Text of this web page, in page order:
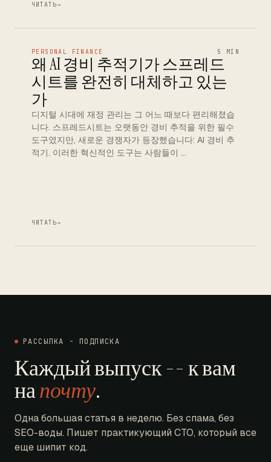
ЧИТАТЬ→
PERSONAL FINANCE 5 MIN
왜 AI 경비 추적기가 스프레드
시트를 완전히 대체하고 있는
가
디지털 시대에 재정 관리는 그 어느 때보다 편리해졌습
니다. 스프레드시트는 오랫동안 경비 추적을 위한 필수
도구였지만, 새로운 경쟁자가 등장했습니다: AI 경비 추
적기. 이러한 혁신적인 도구는 사람들이 …
ЧИТАТЬ→
РАССЫЛКА - ПОДПИСКА
Каждый выпуск -- к вам
напочту.
Одна большая статья в неделю. Без спама, без
SEO-воды. Пишет практикующий CTO, который все
еще шипит код.